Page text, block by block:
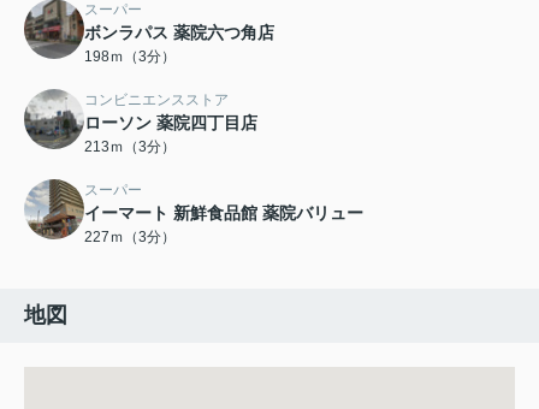
スーパー
ボンラパス 薬院六つ角店
198ｍ（3分）
コンビニエンスストア
ローソン 薬院四丁目店
213ｍ（3分）
スーパー
イーマート 新鮮食品館 薬院バリュー
227ｍ（3分）
地図